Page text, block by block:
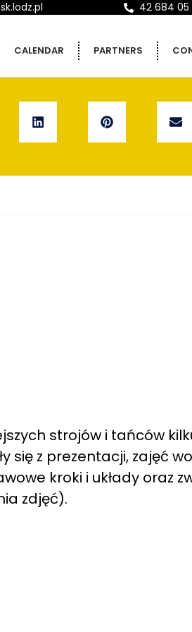
42 684 05
CALENDAR PARTNERS
strojów i tańców
się z prezentacji, zajęć
kroki i układy oraz
zdjęć).